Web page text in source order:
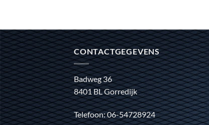
CONTACTGEGEVENS
Badweg 36
8401 BL Gorredijk
Telefoon: 06-54728924